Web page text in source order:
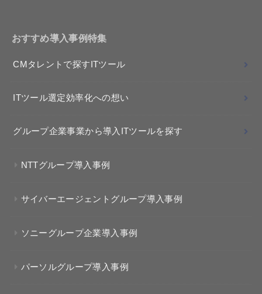
おすすめ導入事例特集
CMタレントで探すITツール
ITツール選定効率化への想い
グループ企業事業から導入ITツールを探す
NTTグループ導入事例
サイバーエージェントグループ導入事例
ソニーグループ企業導入事例
パーソルグループ導入事例